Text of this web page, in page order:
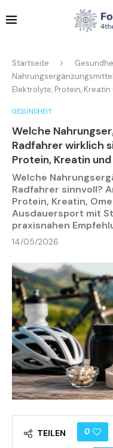
Startseite
Elektrolyte, Protein,
GESUNDHEIT
Welche
Radfahrer wirklich
Protein, Kreatin
Welche
Radfahrer sinnvoll?
Protein, Kreatin,
Ausdauersport mit
praxisnahen
14/05/2026
TEILEN 0